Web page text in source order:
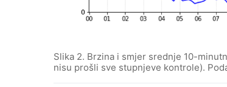
Slika 2. Brzina i smjer srednje 10-
nisu prošli sve stupnjeve kontrole).